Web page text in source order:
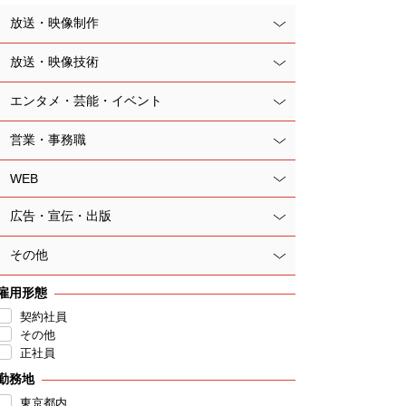
放送・映像制作
放送・映像技術
エンタメ・芸能・イベント
営業・事務職
WEB
広告・宣伝・出版
その他
用形態
契約社員
その他
正社員
務地
東京都内